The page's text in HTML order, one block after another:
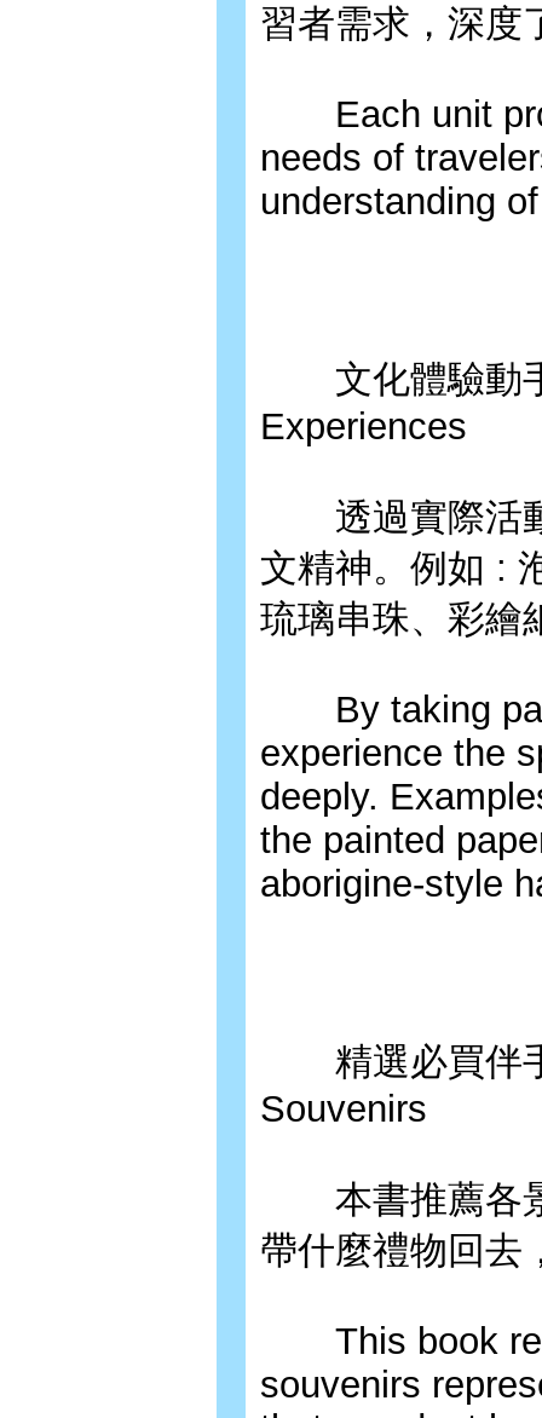
習者需求，深度
Each unit
needs of
understanding
文化體驗動手
Experiences
透過實際活動
文精神。例如 :
琉璃串珠、彩繪
By taking
experience the
deeply.
the painted
aborigine-style
精選必買伴手
Souvenirs
本書推薦各景
帶什麼禮物回去
This book
souvenirs